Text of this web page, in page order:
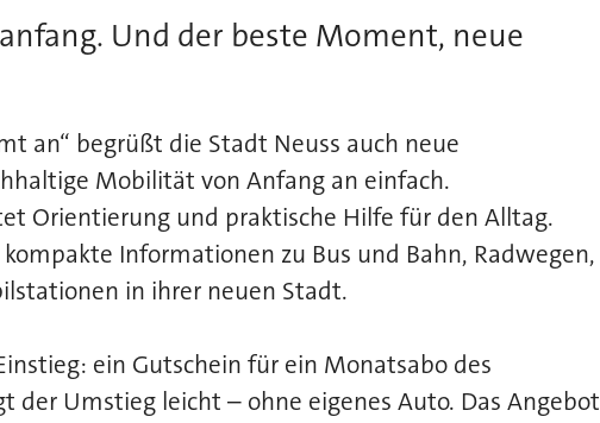
Und der beste Moment, neue
an“ begrüßt die Stadt Neuss auch neue
Mobilität von Anfang an einfach.
Orientierung und praktische Hilfe für den Alltag.
Informationen zu Bus und Bahn, Radwegen,
in ihrer neuen Stadt.
ein Gutschein für ein Monatsabo des
der Umstieg leicht – ohne eigenes Auto. Das Angebot